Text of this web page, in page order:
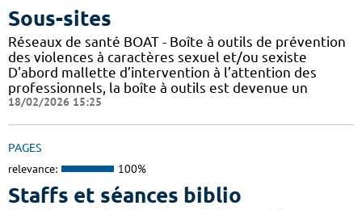
Sous-sites
Réseaux de santé BOAT - Boîte à outils de prévention
des violences à caractères sexuel et/ou sexiste
D'abord mallette d’intervention à l’attention des
professionnels, la boîte à outils est devenue un
18/02/2026 15:25
PAGES
relevance: 100%
Staffs et séances biblio